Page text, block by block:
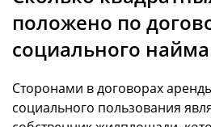
положено по
социального найма
Сторонами в договорах
социального пользования